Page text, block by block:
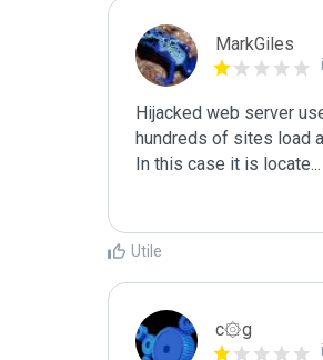
MarkGiles
Hijacked web server
hundreds of sites load
In this case it is locate...
Utile
c۞g